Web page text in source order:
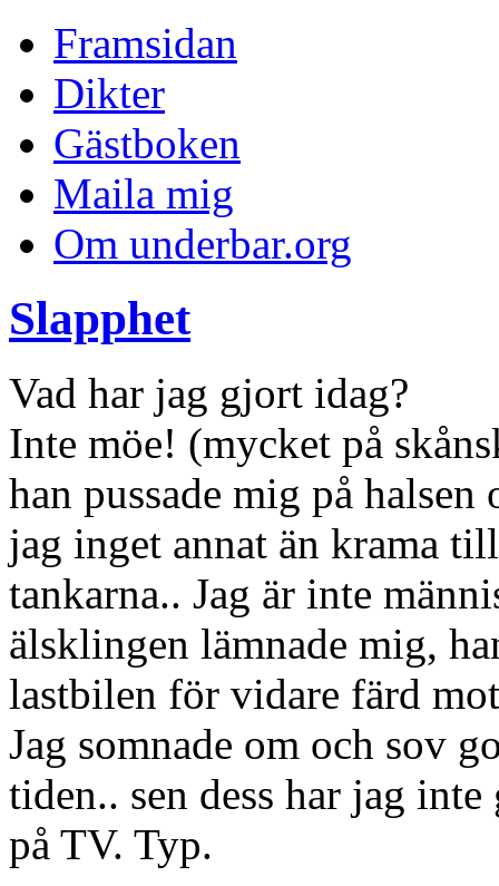
Framsidan
Dikter
Gästboken
Maila mig
Om underbar.org
Slapphet
Vad har jag gjort idag?
Inte möe! (mycket på
han pussade mig på
jag inget annat än krama
tankarna.. Jag är inte
älsklingen lämnade mig,
lastbilen för vidare färd
Jag somnade om och sov
tiden.. sen dess har jag
på TV. Typ.